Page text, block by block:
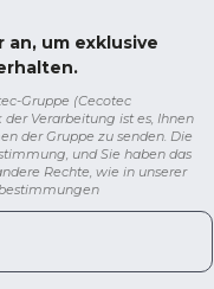
um exklusive
Gruppe (Cecotec
der Verarbeitung ist es, Ihnen
der Gruppe zu senden. Die
und Sie haben das
Rechte, wie in unserer